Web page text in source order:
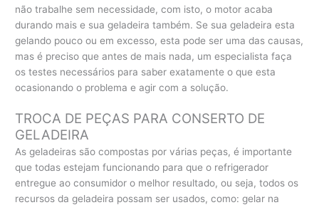
não trabalhe sem necessidade, com isto, o motor acaba
durando mais e sua geladeira também. Se sua geladeira esta
gelando pouco ou em excesso, esta pode ser uma das causas,
mas é preciso que antes de mais nada, um especialista faça
os testes necessários para saber exatamente o que esta
ocasionando o problema e agir com a solução.
TROCA DE PEÇAS PARA CONSERTO DE
GELADEIRA
As geladeiras são compostas por várias peças, é importante
que todas estejam funcionando para que o refrigerador
entregue ao consumidor o melhor resultado, ou seja, todos os
recursos da geladeira possam ser usados, como: gelar na